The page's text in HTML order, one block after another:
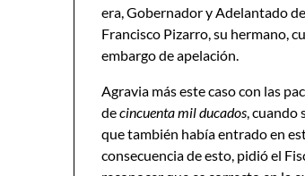
era, Gobernador y Adelantado
Francisco Pizarro, su hermano,
embargo de apelación.
Agravia más este caso con las
decincuenta mil ducados, cuando
que también había entrado en
consecuencia de esto, pidió el